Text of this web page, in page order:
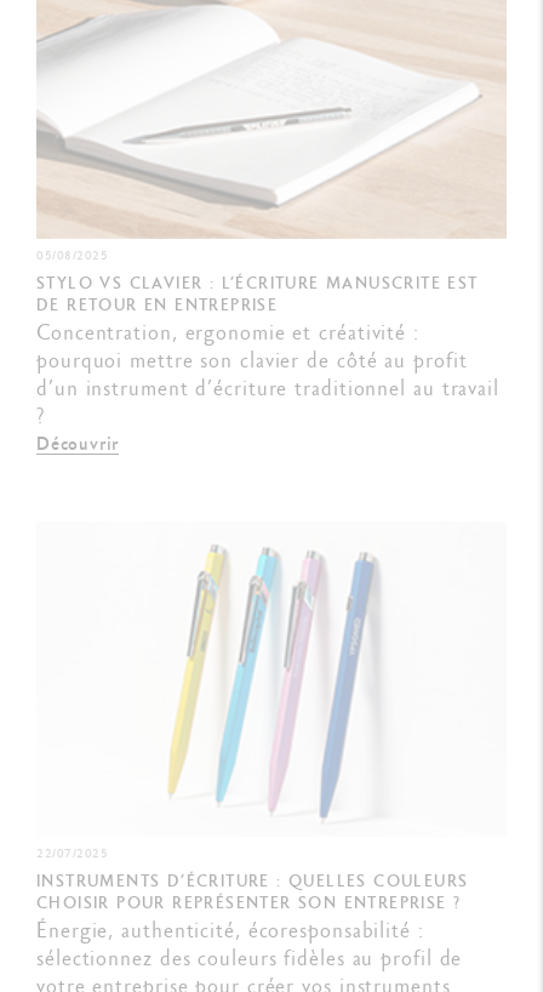
05/08/2025
STYLO VS CLAVIER : L’ÉCRITURE MANUSCRITE EST
DE RETOUR EN ENTREPRISE
Concentration, ergonomie et créativité :
pourquoi mettre son clavier de côté au profit
d’un instrument d’écriture traditionnel au travail
?
Découvrir
22/07/2025
INSTRUMENTS D’ÉCRITURE : QUELLES COULEURS
CHOISIR POUR REPRÉSENTER SON ENTREPRISE ?
Énergie, authenticité, écoresponsabilité :
sélectionnez des couleurs fidèles au profil de
votre entreprise pour créer vos instruments